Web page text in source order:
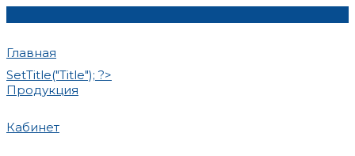
Главная
SetTitle("Title"); ?>
Продукция
Кабинет